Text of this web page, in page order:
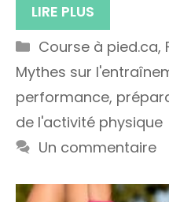
LIRE PLUS
Catégories
Course à pied.ca,
Mythes sur
performance,
de l'activité physique
Un commentaire